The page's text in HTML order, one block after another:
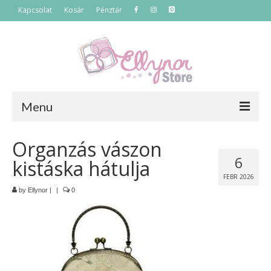
Kapcsolat Kosár Pénztár
Menu
Termékek
Szettek
Akciós termékek
Táskák
Neszeszerek
6
FEBR 2026
Organzás vászon
kistáska hátulja
by Ellynor | | 0